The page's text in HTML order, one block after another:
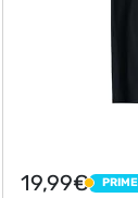
19,99€ PRIME
PRIME